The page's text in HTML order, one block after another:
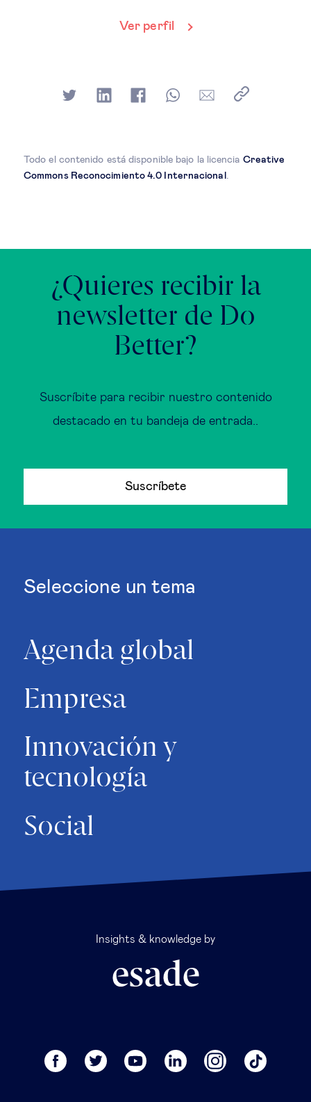
Ver perfil
Todo el contenido está disponible bajo la licencia Creative
Commons Reconocimiento 4.0 Internacional
¿Quieres recibir la
newsletter de Do
Better?
Suscríbite para recibir nuestro contenido
destacado en tu bandeja de entrada..
Suscríbete
Seleccione un tema
Agenda global
Empresa
Innovación y
tecnología
Social
Insights & knowledge by